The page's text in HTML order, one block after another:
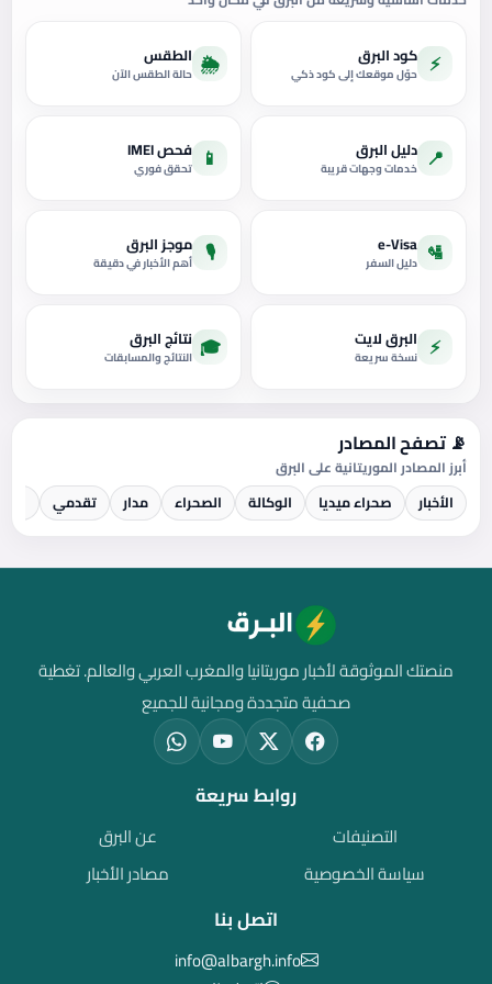
⚡ كود البرق
حوّل موقعك إلى كود ذكي 🌦️ الطقس
حالة الطقس الآن
📍 دليل البرق
خدمات وجهات قريبة 📱 فحص IMEI
تحقق فوري
🛂
e-Visa
دليل السفر 🎙️ موجز البرق
أهم الأخبار في دقيقة
⚡ البرق لايت
نسخة سريعة 🎓 نتائج البرق
النتائج والمسابقات
📡 تصفح المصادر
أبرز المصادر الموريتانية على البرق
الأخبار
صحراء ميديا الوكالة الصحراء مدار تقدمي
منصتك الموثوقة لأخبار موريتانيا والمغرب العربي والعالم. تغطية
صحفية متجددة ومجانية للجميع
روابط سريعة
التصنيفات
عن البرق
سياسة الخصوصية
مصادر الأخبار
اتصل بنا
info@albargh.info